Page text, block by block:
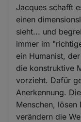
Jacques schafft
einen
sieht... und
immer im
ein Humanist,
die konstruktive
vorzieht. Dafür
Anerkennung.
Menschen, lösen
verändern die